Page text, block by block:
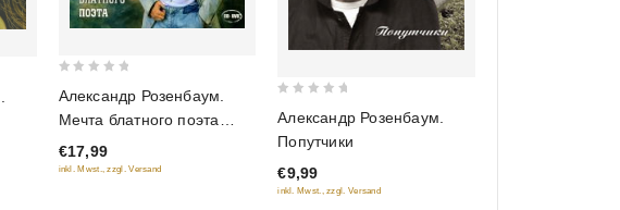
of
5
Александр Розенбаум.
Мечта блатного поэта
(Подарочное издание)
€17,99
inkl. Mwst., zzgl. Versand
of
5
Александр Розенбаум.
Попутчики
€9,99
inkl. Mwst., zzgl. Versand